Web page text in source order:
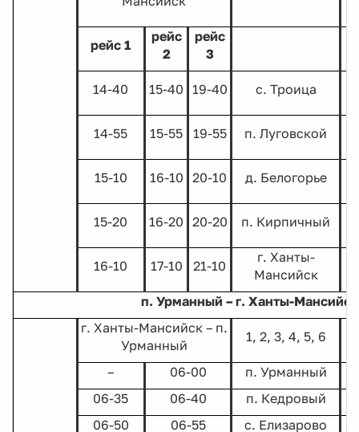
рейс 1
рейс
2
рейс
3
14-40 15-40 19-40 с. Троица
14-55 15-55 19-55 п. Луговской
15-10 16-10 20-10 д. Белогорье
15-20 16-20 20-20 п. Кирпичный
16-10 17-10 21-10
г. Ханты-
Мансийск
п. Урманный – г. Ханты-
г. Ханты-Мансийск – п.
Урманный
1, 2, 3, 4, 5, 6
– 06-00
п. Урманный
06-35
06-40
п. Кедровый
06-50
06-55
с. Елизарово